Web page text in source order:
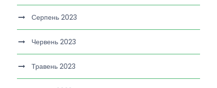
Серпень 2023
Червень 2023
Травень 2023